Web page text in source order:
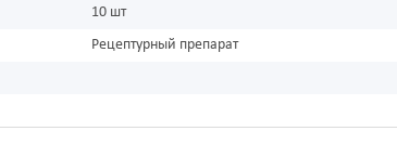
10 шт
Рецептурный препарат